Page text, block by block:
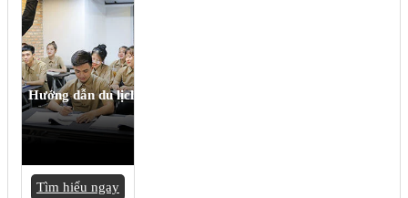
Hướng dẫn du lịch
Tìm hiểu ngay